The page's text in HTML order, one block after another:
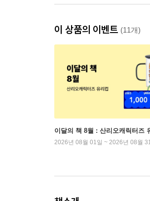
이 상품의 이벤트 (11개)
이달의 책 8월 : 산리오캐릭터즈
2026년 08월 01일 ~ 2026년 08월